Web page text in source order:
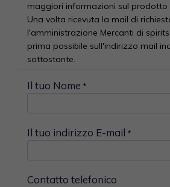
maggiori informazioni sul prodotto
Una volta ricevuta la mail di
l'amministrazione Mercanti di
prima possibile sull'indirizzo mail
sottostante.
Il tuo Nome *
Il tuo indirizzo E-mail *
Contatto telefonico